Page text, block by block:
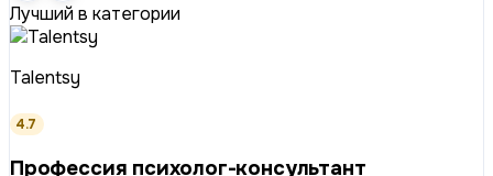
Лучший в категории
Talentsy
4.7
Профессия психолог-консультант